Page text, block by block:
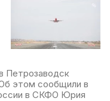
Петрозаводск
Об этом сообщили в
в СКФО Юрия